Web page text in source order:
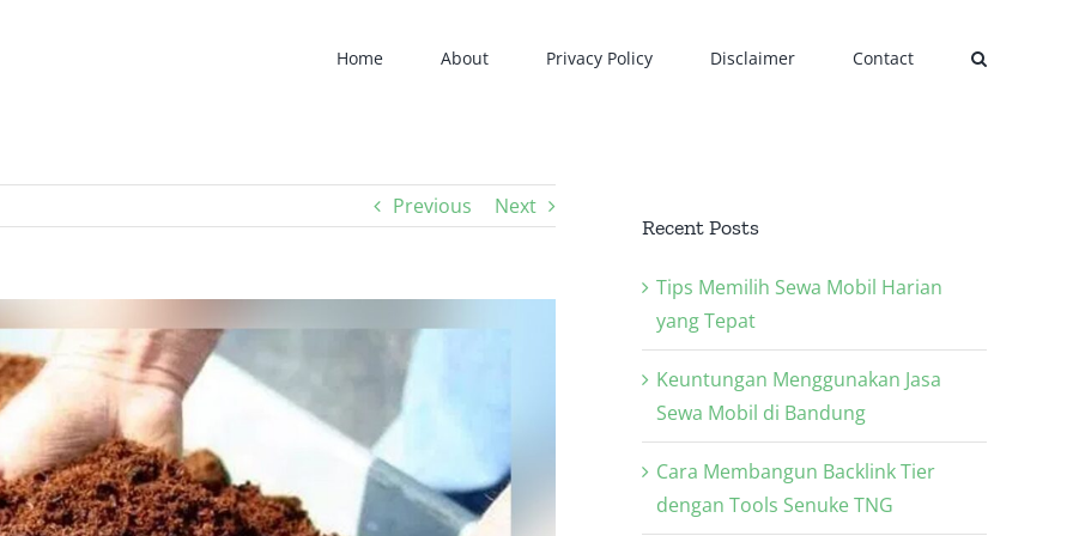
Home About Privacy Policy Disclaimer Contact
Previous Next
Recent Posts
Tips Memilih Sewa Mobil Harian
yang Tepat
Keuntungan Menggunakan Jasa
Sewa Mobil di Bandung
Cara Membangun Backlink Tier
dengan Tools Senuke TNG